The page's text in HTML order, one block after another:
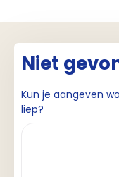
Niet
Kun je aangeven
liep?